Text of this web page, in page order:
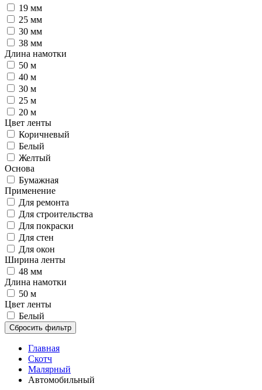
19 мм
25 мм
30 мм
38 мм
Длина намотки
50 м
40 м
30 м
25 м
20 м
Цвет ленты
Коричневый
Белый
Желтый
Основа
Бумажная
Применение
Для ремонта
Для строительства
Для покраски
Для стен
Для окон
Ширина ленты
48 мм
Длина намотки
50 м
Цвет ленты
Белый
Сбросить фильтр
Главная
Скотч
Малярный
Автомобильный